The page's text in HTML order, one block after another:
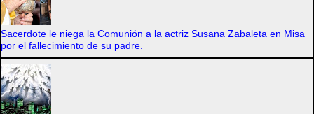
Sacerdote le niega la Comunión a la actriz Susana Zabaleta en Misa
por el fallecimiento de su padre.